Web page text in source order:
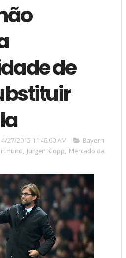
de
4/27/2015 11:46:00 AM
Bayern
, Jürgen Klopp, Mercado da